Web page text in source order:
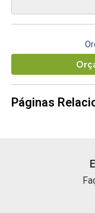
Páginas